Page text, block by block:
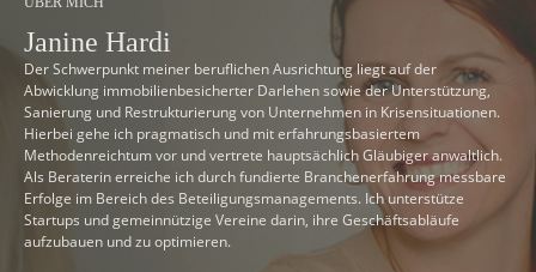
Janine Hardi
Der Schwerpunkt meiner beruflichen Ausrichtung liegt auf der
Abwicklung immobilienbesicherter Darlehen sowie der Unterstützung,
Sanierung und Restrukturierung von Unternehmen in Krisensituationen.
Hierbei gehe ich pragmatisch und mit erfahrungsbasiertem
Methodenreichtum vor und vertrete hauptsächlich Gläubiger anwaltlich.
Als Beraterin erreiche ich durch fundierte Branchenerfahrung messbare
Erfolge im Bereich des Beteiligungsmanagements. Ich unterstütze
Startups und gemeinnützige Vereine darin, ihre Geschäftsabläufe
aufzubauen und zu optimieren.